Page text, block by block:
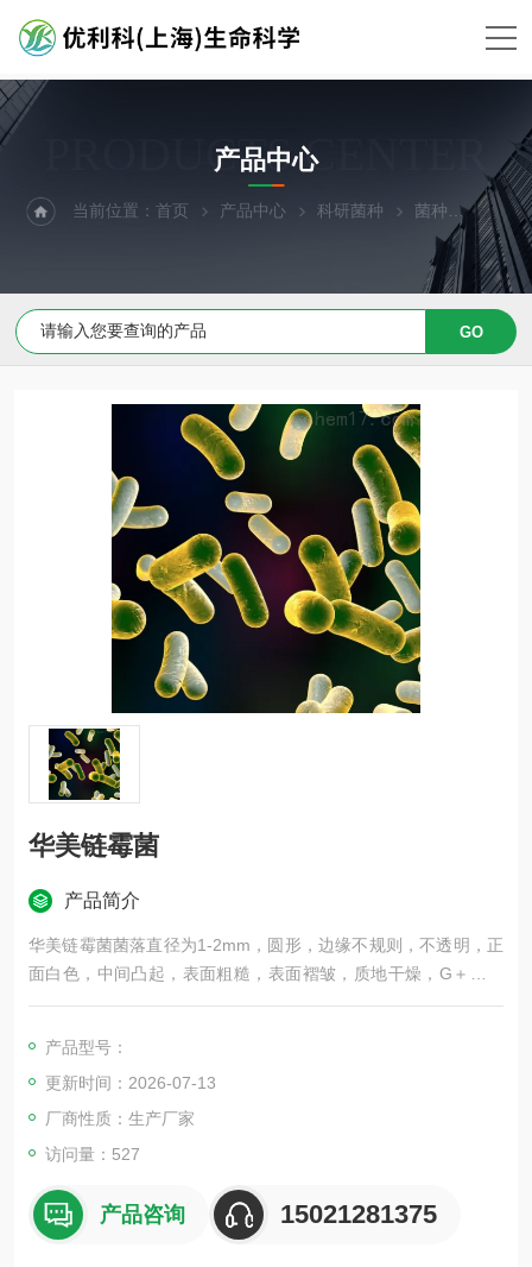
PRODUCTS CENTER
产品中心
当前位置：首页 产品中心 科研菌种 菌种 华美
华美链霉菌
产品简介
华美链霉菌菌落直径为1-2mm，圆形，边缘不规则，不透明，正
面白色，中间凸起，表面粗糙，表面褶皱，质地干燥，G＋（蓝
紫色），杆菌，纯度：纯
产品型号：
更新时间：2026-07-13
厂商性质：生产厂家
访问量：527
产品咨询 15021281375